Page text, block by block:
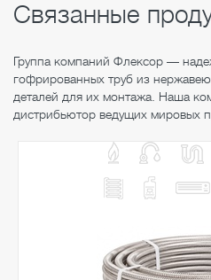
Связанные
Группа компаний Флексор —
гофрированных труб из
деталей для их монтажа. Наша
дистрибьютор ведущих мировых